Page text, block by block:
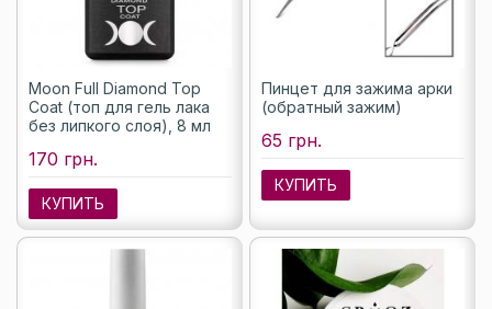
Moon Full Diamond Top
Coat (топ для гель лака
без липкого слоя), 8 мл
170 грн.
КУПИТЬ
Пинцет для зажима арки
(обратный зажим)
65 грн.
КУПИТЬ